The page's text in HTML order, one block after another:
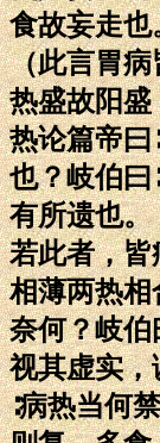
食故妄走也
（此言胃
热盛故阳
热论篇帝曰
也？岐伯曰
有所遗也。
若此者，
相薄两热相
奈何？岐伯
视其虚实
∶病热当何